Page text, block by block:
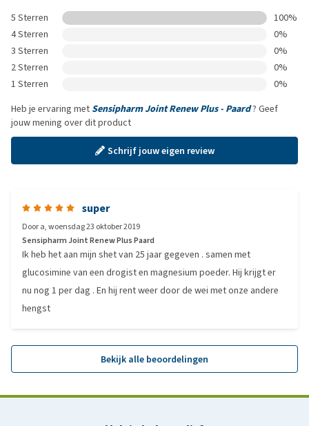
5 Sterren
100%
4 Sterren
0%
3 Sterren
0%
2 Sterren
0%
1 Sterren
0%
Heb je ervaring met Sensipharm Joint Renew Plus - Paard? Geef
jouw mening over dit product
Schrijf jouw eigen review
super
Doora,woensdag 23 oktober 2019
Sensipharm Joint Renew Plus Paard
Ik heb het aan mijn shet van 25 jaar gegeven . samen met
glucosimine van een drogist en magnesium poeder. Hij krijgt er
nu nog 1 per dag . En hij rent weer door de wei met onze andere
hengst
Bekijk alle beoordelingen